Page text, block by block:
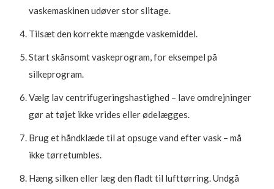
vaskemaskinen udøver stor slitage.
Tilsæt den korrekte mængde vaskemiddel.
Start skånsomt vaskeprogram, for eksempel på
silkeprogram.
Vælg lav centrifugeringshastighed – lave omdrejninger
gør at tøjet ikke vrides eller ødelægges.
Brug et håndklæde til at opsuge vand efter vask – må
ikke tørretumbles.
Hæng silken eller læg den fladt til lufttørring. Undgå